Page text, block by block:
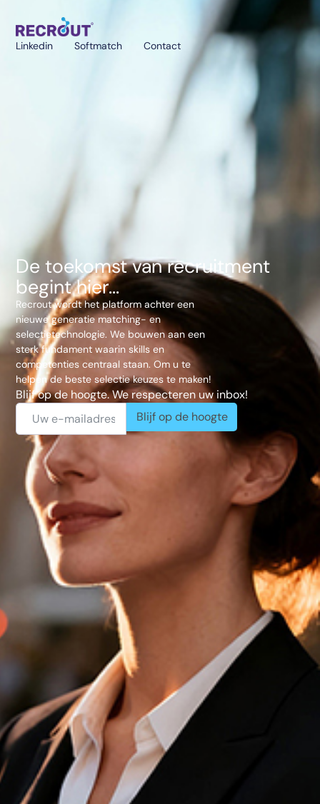
Linkedin Softmatch Contact
De toekomst van recruitment
begint hier...
Recrout wordt het platform achter een
nieuwe generatie matching- en
selectietechnologie. We bouwen aan een
sterk fundament waarin skills en
competenties centraal staan. Om u te
helpen de beste selectie keuzes te maken!
Blijf op de hoogte. We respecteren uw inbox!
Blijf op de hoogte